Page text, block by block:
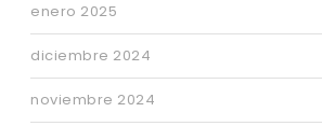
enero 2025
diciembre 2024
noviembre 2024